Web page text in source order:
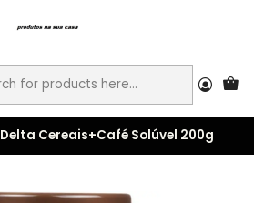
Delta Cereais+Café Solúvel 200g